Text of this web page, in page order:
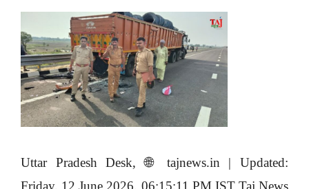
Uttar Pradesh Desk, 🌐 tajnews.in | Updated: